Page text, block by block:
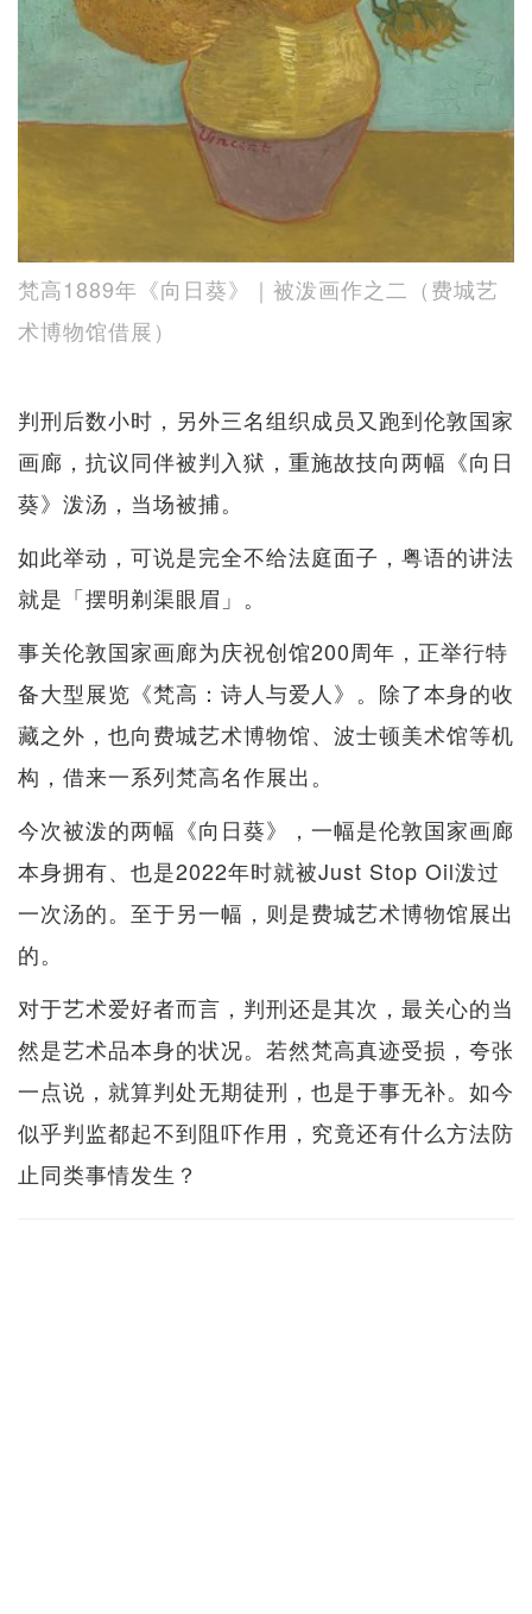
梵高1889年《向日葵》｜被泼画作之二（费城艺
术博物馆借展）
判刑后数小时，另外三名组织成员又跑到伦敦国家
画廊，抗议同伴被判入狱，重施故技向两幅《向日
葵》泼汤，当场被捕。
如此举动，可说是完全不给法庭面子，粤语的讲法
就是「摆明剃渠眼眉」。
事关伦敦国家画廊为庆祝创馆200周年，正举行特
备大型展览《梵高：诗人与爱人》。除了本身的收
藏之外，也向费城艺术博物馆、波士顿美术馆等机
构，借来一系列梵高名作展出。
今次被泼的两幅《向日葵》，一幅是伦敦国家画廊
本身拥有、也是2022年时就被Just Stop Oil泼过
一次汤的。至于另一幅，则是费城艺术博物馆展出
的。
对于艺术爱好者而言，判刑还是其次，最关心的当
然是艺术品本身的状况。若然梵高真迹受损，夸张
一点说，就算判处无期徒刑，也是于事无补。如今
似乎判监都起不到阻吓作用，究竟还有什么方法防
止同类事情发生？